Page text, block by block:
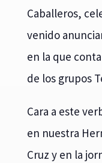
Caballeros,
venido
en la que
de los grupos
Cara a este
en nuestra
Cruz y en la